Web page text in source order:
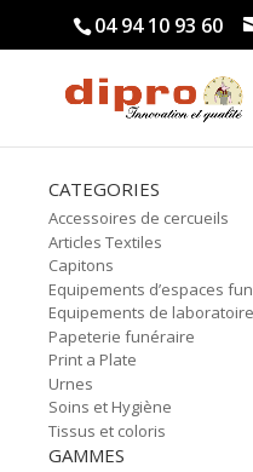
04 94 10 93 60
CATEGORIES
Accessoires de cercueils
Articles Textiles
Capitons
Equipements d’espaces
Equipements de laboratoire
Papeterie funéraire
Print a Plate
Urnes
Soins et Hygiène
Tissus et coloris
GAMMES